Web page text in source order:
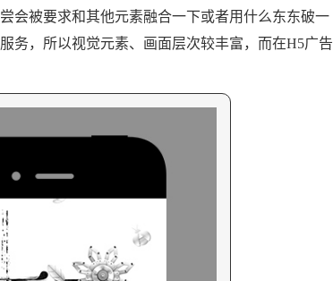
被要求和其他元素融合一下或者用什么东东破一
务，所以视觉元素、画面层次较丰富，而在H5广告